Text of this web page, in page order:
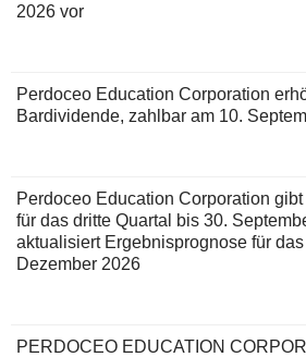
2026 vor
Perdoceo Education Corporation
Bardividende, zahlbar am 10.
Perdoceo Education Corporation
für das dritte Quartal bis 30.
aktualisiert Ergebnisprognose für
Dezember 2026
PERDOCEO EDUCATION